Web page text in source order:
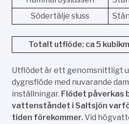
Södertälje sluss
Totalt utflöde: ca 5
Utflödet är ett genomsnittligt
dygnsflöde med nuvarande
inställningar. Flödet påverkas
vattenståndet i Saltsjön
tiden förekommer. Vid